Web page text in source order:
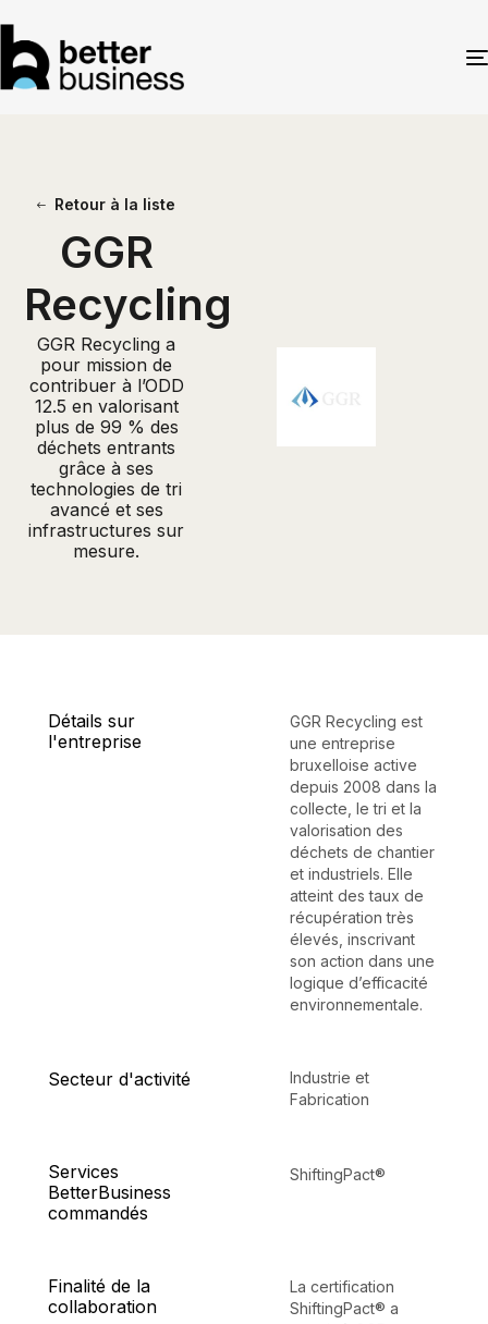
Retour à la liste
GGR
Recycling
GGR Recycling a
pour mission de
contribuer à l’ODD
12.5 en valorisant
plus de 99 % des
déchets entrants
grâce à ses
technologies de tri
avancé et ses
infrastructures sur
mesure.
Détails sur
l'entreprise
GGR Recycling est
une entreprise
bruxelloise active
depuis 2008 dans la
collecte, le tri et la
valorisation des
déchets de chantier
et industriels. Elle
atteint des taux de
récupération très
élevés, inscrivant
son action dans une
logique d’efficacité
environnementale.
Secteur d'activité
Industrie et
Fabrication
Services
BetterBusiness
commandés
ShiftingPact®
Finalité de la
collaboration
La certification
ShiftingPact® a